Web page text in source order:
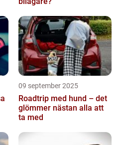
09 september 2025
Roadtrip med hund – det
glömmer nästan alla att
ta med